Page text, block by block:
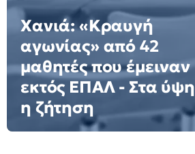
Χανιά: «Κραυγή
αγωνίας» από 42
μαθητές που έμειναν
εκτός ΕΠΑΛ - Στα ύψη
η ζήτηση